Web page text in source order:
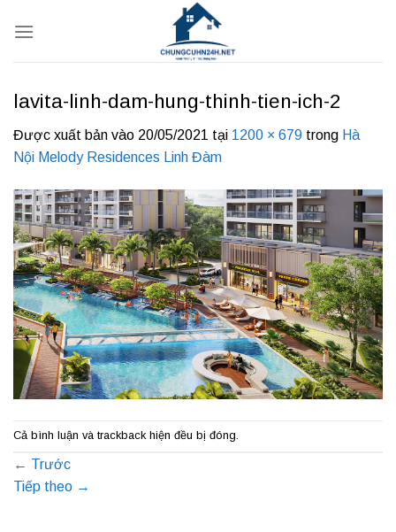
qua
lavita-linh-dam-hung-thinh-tien-ich-2
Được xuất bản vào 20/05/2021 tại 1200 × 679 trong Hà
Nội Melody Residences Linh Đàm
Cả bình luận và trackback hiện đều bị đóng.
← Trước
Tiếp theo →